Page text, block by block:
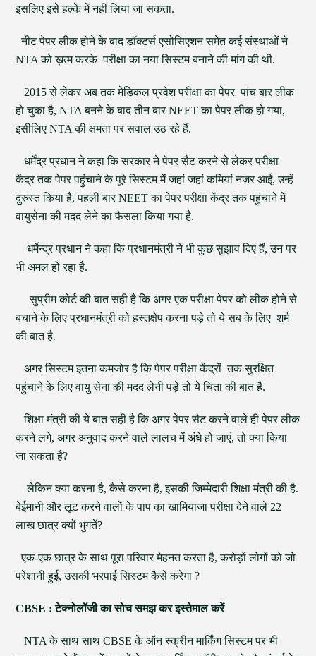
इसलिए इसे हल्के में नहीं लिया जा सकता.
नीट पेपर लीक होने के बाद डॉक्टर्स एसोसिएशन समेत कई संस्थाओं ने
NTA को ख़त्म करके परीक्षा का नया सिस्टम बनाने की मांग की थी.
2015 से लेकर अब तक मेडिकल प्रवेश परीक्षा का पेपर पांच बार लीक
हो चुका है, NTA बनने के बाद तीन बार NEET का पेपर लीक हो गया,
इसीलिए NTA की क्षमता पर सवाल उठ रहे हैं.
धर्मेंद्र प्रधान ने कहा कि सरकार ने पेपर सैट करने से लेकर परीक्षा
केंद्र तक पेपर पहुंचाने के पूरे सिस्टम में जहां जहां कमियां नजर आईं, उन्हें
दुरुस्त किया है, पहली बार NEET का पेपर परीक्षा केंद्र तक पहुंचाने में
वायुसेना की मदद लेने का फैसला किया गया है.
धर्मेन्द्र प्रधान ने कहा कि प्रधानमंत्री ने भी कुछ सुझाव दिए हैं, उन पर
भी अमल हो रहा है.
सुप्रीम कोर्ट की बात सही है कि अगर एक परीक्षा पेपर को लीक होने से
बचाने के लिए प्रधानमंत्री को हस्तक्षेप करना पड़े तो ये सब के लिए शर्म
की बात है.
अगर सिस्टम इतना कमजोर है कि पेपर परीक्षा केंद्रों तक सुरक्षित
पहुंचाने के लिए वायु सेना की मदद लेनी पड़े तो ये चिंता की बात है.
शिक्षा मंत्री की ये बात सही है कि अगर पेपर सैट करने वाले ही पेपर लीक
करने लगे, अगर अनुवाद करने वाले लालच में अंधे हो जाएं, तो क्या किया
जा सकता है?
लेकिन क्या करना है, कैसे करना है, इसकी जिम्मेदारी शिक्षा मंत्री की है.
बेईमानी और लूट करने वालों के पाप का खामियाजा परीक्षा देने वाले 22
लाख छात्र क्यों भुगतें?
एक-एक छात्र के साथ पूरा परिवार मेहनत करता है, करोड़ों लोगों को जो
परेशानी हुई, उसकी भरपाई सिस्टम कैसे करेगा ?
CBSE : टेक्नोलॉजी का सोच समझ कर इस्तेमाल करें
NTA के साथ साथ CBSE के ऑन स्क्रीन मार्किंग सिस्टम पर भी